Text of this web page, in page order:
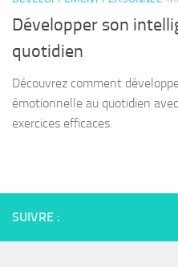
Développer son
quotidien
Découvrez comment
émotionnelle au quotidien
exercices efficaces.
SUIVRE :